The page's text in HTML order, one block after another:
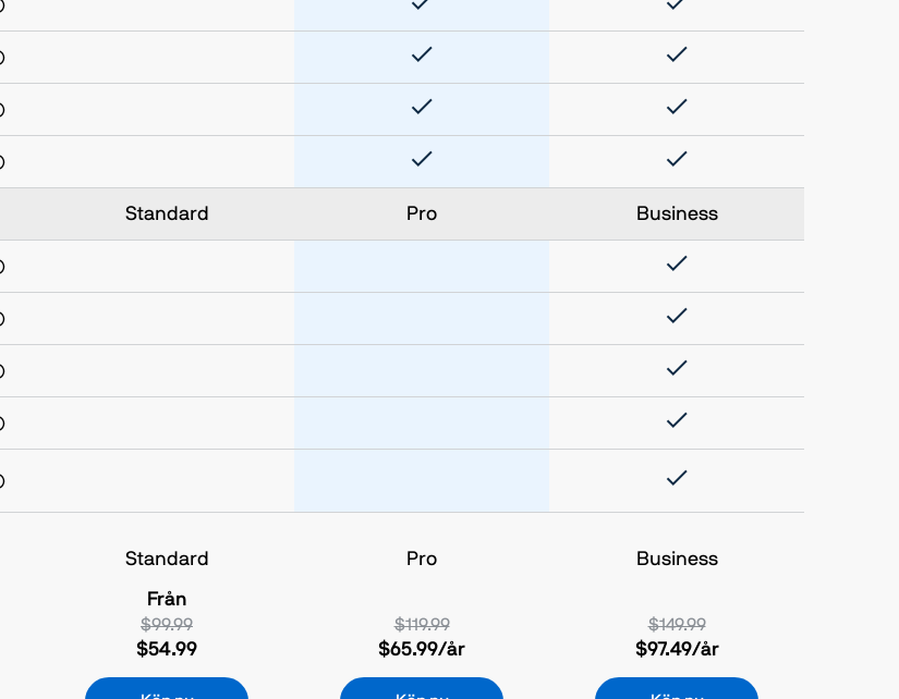
Standard Pro Business
Standard Pro Business
Från
$99.99
$54.99
$119.99
$65.99/år
$149.99
$97.49/år